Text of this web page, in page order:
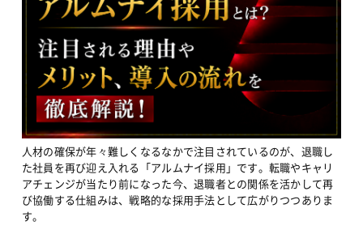
人材の確保が年々難しくなるなかで注目されているのが、退職し
た社員を再び迎え入れる「アルムナイ採用」です。転職やキャリ
アチェンジが当たり前になった今、退職者との関係を活かして再
び協働する仕組みは、戦略的な採用手法として広がりつつありま
す。